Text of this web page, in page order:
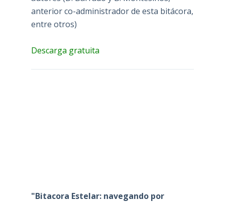
anterior co-administrador de esta bitácora,
entre otros)
Descarga gratuita
"Bitacora Estelar: navegando por